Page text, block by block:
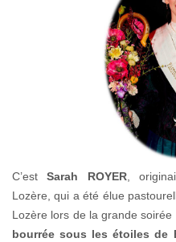
C’estSarah ROYER,
Lozère, qui a été élue
Lozère lors de la grande soirée
bourrée sous les étoiles de